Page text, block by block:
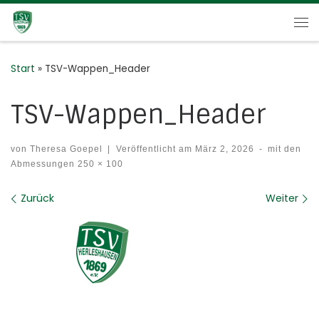
Zum Inhalt springen
Start » TSV-Wappen_Header
TSV-Wappen_Header
von Theresa Goepel | Veröffentlicht am März 2, 2026 -
mit den
Abmessungen 250 × 100
Bilder Navigation
Zurück Weiter